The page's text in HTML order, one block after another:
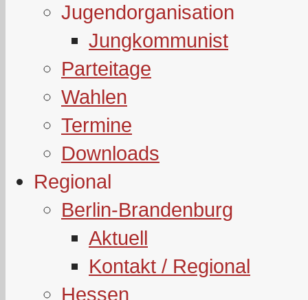
Jugendorganisation
Jungkommunist
Parteitage
Wahlen
Termine
Downloads
Regional
Berlin-Brandenburg
Aktuell
Kontakt / Regional
Hessen